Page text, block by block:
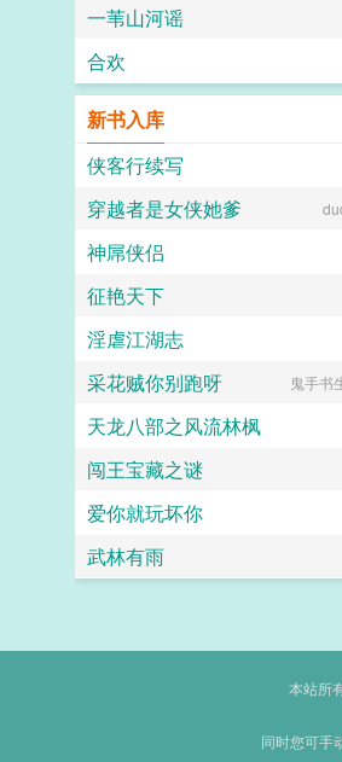
一苇山河谣
合欢
新书入库
侠客行续写
穿越者是女侠她爹
神屌侠侣
征艳天下
淫虐江湖志
采花贼你别跑呀 鬼手书
天龙八部之风流林枫
闯王宝藏之谜
爱你就玩坏你
武林有雨
本站所
同时您可手